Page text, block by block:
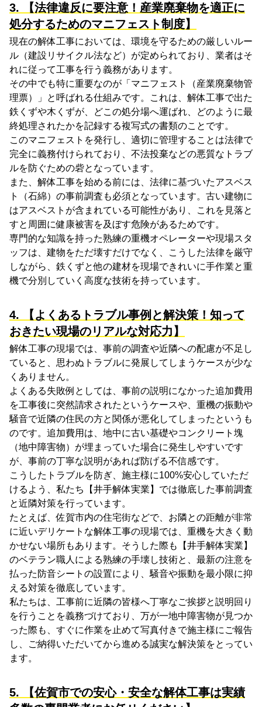
3. 【法律違反に要注意！産業廃棄物を適正に
処分するためのマニフェスト制度】
現在の解体工事においては、環境を守るための厳しいルー
ル（建設リサイクル法など）が定められており、業者はそ
れに従って工事を行う義務があります。
その中でも特に重要なのが「マニフェスト（産業廃棄物管
理票）」と呼ばれる仕組みです。これは、解体工事で出た
鉄くずや木くずが、どこの処分場へ運ばれ、どのように最
終処理されたかを記録する複写式の書類のことです。
このマニフェストを発行し、適切に管理することは法律で
完全に義務付けられており、不法投棄などの悪質なトラブ
ルを防ぐための砦となっています。
また、解体工事を始める前には、法律に基づいたアスベス
ト（石綿）の事前調査も必須となっています。古い建物に
はアスベストが含まれている可能性があり、これを見落と
すと周囲に健康被害を及ぼす危険があるためです。
専門的な知識を持った熟練の重機オペレーターや現場スタ
ッフは、建物をただ壊すだけでなく、こうした法律を厳守
しながら、鉄くずと他の建材を現場できれいに手作業と重
機で分別していく高度な技術を持っています。
4. 【よくあるトラブル事例と解決策！知って
おきたい現場のリアルな対応力】
解体工事の現場では、事前の調査や近隣への配慮が不足し
ていると、思わぬトラブルに発展してしまうケースが少な
くありません。
よくある失敗例としては、事前の説明になかった追加費用
を工事後に突然請求されたというケースや、重機の振動や
騒音で近隣の住民の方と関係が悪化してしまったというも
のです。追加費用は、地中に古い基礎やコンクリート塊
（地中障害物）が埋まっていた場合に発生しやすいです
が、事前の丁寧な説明があれば防げる不信感です。
こうしたトラブルを防ぎ、施主様に100%安心していただ
けるよう、私たち【井手解体実業】では徹底した事前調査
と近隣対策を行っています。
たとえば、佐賀市内の住宅街などで、お隣との距離が非常
に近いデリケートな解体工事の現場では、重機を大きく動
かせない場所もあります。そうした際も【井手解体実業】
のベテラン職人による熟練の手壊し技術と、最新の注意を
払った防音シートの設置により、騒音や振動を最小限に抑
える対策を徹底しています。
私たちは、工事前に近隣の皆様へ丁寧なご挨拶と説明回り
を行うことを義務づけており、万が一地中障害物が見つか
った際も、すぐに作業を止めて写真付きで施主様にご報告
し、ご納得いただいてから進める誠実な解決策をとってい
ます。
5. 【佐賀市での安心・安全な解体工事は実績